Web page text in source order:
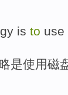
is to use
是使用磁